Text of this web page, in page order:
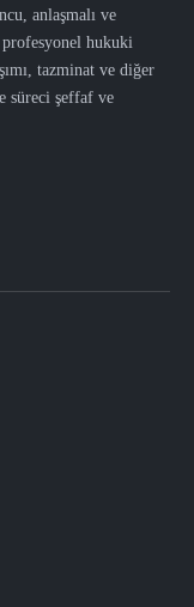
anlaşmalı ve
hukuki
tazminat ve diğer
süreci şeffaf ve